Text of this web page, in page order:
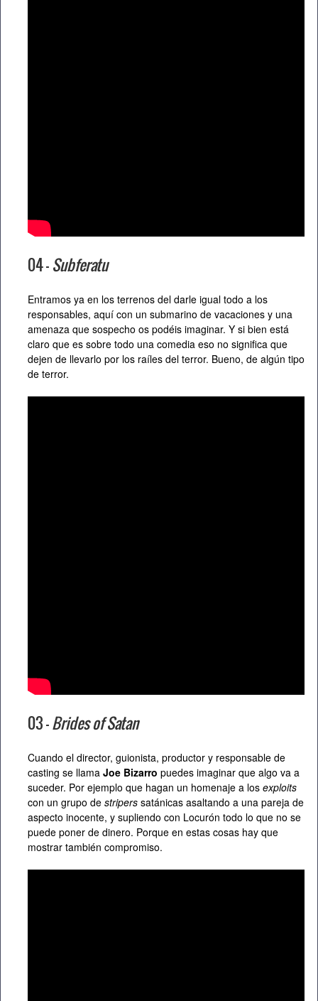
04 – Subferatu
Entramos ya en los terrenos del darle igual todo a los
responsables, aquí con un submarino de vacaciones y una
amenaza que sospecho os podéis imaginar. Y si bien está
claro que es sobre todo una comedia eso no significa que
dejen de llevarlo por los raíles del terror. Bueno, de algún tipo
de terror.
03 – Brides of Satan
Cuando el director, guionista, productor y responsable de
casting se llama Joe Bizarro puedes imaginar que algo va a
suceder. Por ejemplo que hagan un homenaje a los exploits
con un grupo de stripers satánicas asaltando a una pareja de
aspecto inocente, y supliendo con Locurón todo lo que no se
puede poner de dinero. Porque en estas cosas hay que
mostrar también compromiso.